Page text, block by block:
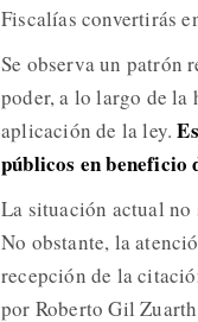
Fiscalías convertirás
Se observa un patrón
poder, a lo largo de la
aplicación de la ley.
públicos en beneficio
La situación actual
No obstante, la
recepción de la
por Roberto Gil